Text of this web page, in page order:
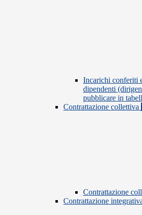
Incarichi conferiti
dipendenti
pubblicare in
Contrattazione collettiva
Contrattazione
Contrattazione